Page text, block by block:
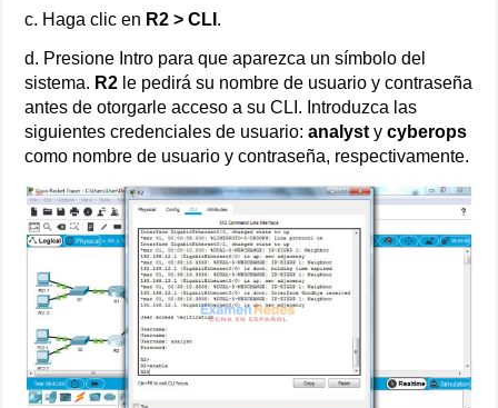
c. Haga clic en R2 > CLI .
d. Presione Intro para que aparezca un símbolo del
sistema. R2 le pedirá su nombre de usuario y contraseña
antes de otorgarle acceso a su CLI. Introduzca las
siguientes credenciales de usuario:analyst ycyberops
como nombre de usuario y contraseña, respectivamente.